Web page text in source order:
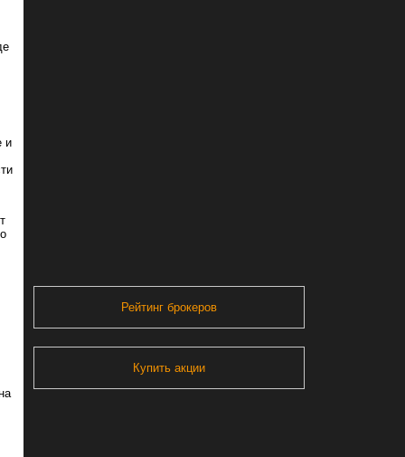
и
Рейтинг брокеров
Купить акции